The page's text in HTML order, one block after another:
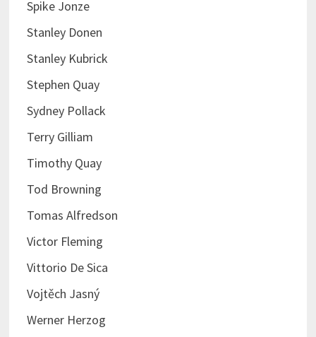
Spike Jonze
Stanley Donen
Stanley Kubrick
Stephen Quay
Sydney Pollack
Terry Gilliam
Timothy Quay
Tod Browning
Tomas Alfredson
Victor Fleming
Vittorio De Sica
Vojtěch Jasný
Werner Herzog